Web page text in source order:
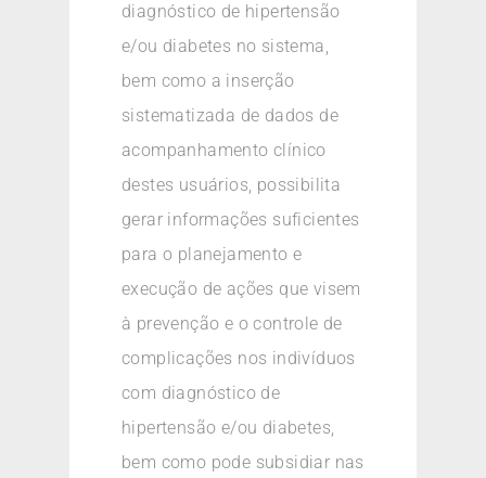
diagnóstico de hipertensão
e/ou diabetes no sistema,
bem como a inserção
sistematizada de dados de
acompanhamento clínico
destes usuários, possibilita
gerar informações suficientes
para o planejamento e
execução de ações que visem
à prevenção e o controle de
complicações nos indivíduos
com diagnóstico de
hipertensão e/ou diabetes,
bem como pode subsidiar nas